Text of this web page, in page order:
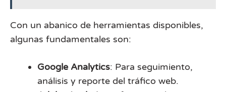
Con un abanico de herramientas disponibles,
algunas fundamentales son:
Google Analytics: Para seguimiento,
análisis y reporte del tráfico web.